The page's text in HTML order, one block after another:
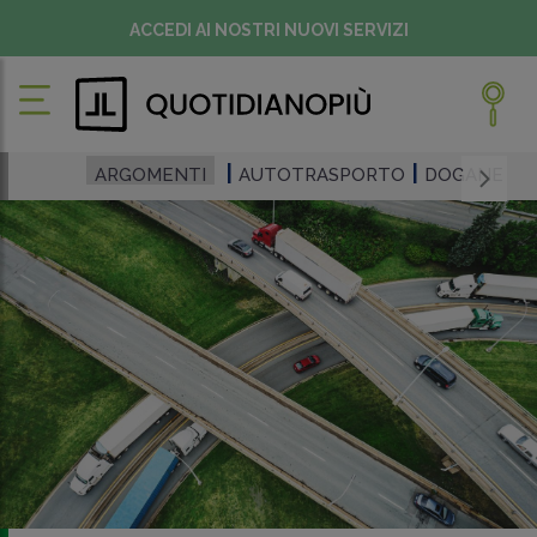
ACCEDI AI NOSTRI NUOVI SERVIZI
ARGOMENTI AUTOTRASPORTO DOGANE